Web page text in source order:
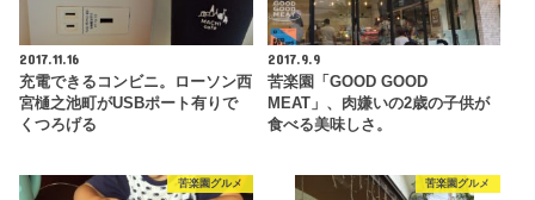
2017.11.16
充電できるコンビニ。ローソン西
宮樋之池町がUSBポート有りで
くつろげる
2017.9.9
苦楽園「GOOD GOOD
MEAT」、肉嫌いの2歳の子供が
食べる美味しさ。
苦楽園グルメ 苦楽園グルメ